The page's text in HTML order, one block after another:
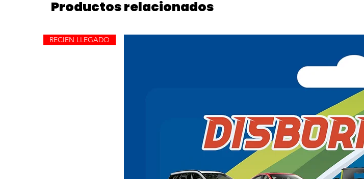
Productos relacionados
RECIEN LLEGADO